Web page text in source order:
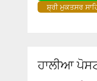
ਸ਼੍ਰੀ ਮੁਕਤਸਰ
ਹਾਲੀਆ